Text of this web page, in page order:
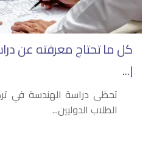
كل ما تحتاج معرفته عن
|...
تحظى دراسة الهندسة في
الطلاب الدوليين...